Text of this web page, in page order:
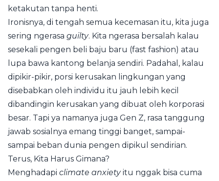
ketakutan tanpa henti.
Ironisnya, di tengah semua kecemasan itu, kita juga
sering ngerasa guilty. Kita ngerasa bersalah kalau
sesekali pengen beli baju baru (fast fashion) atau
lupa bawa kantong belanja sendiri. Padahal, kalau
dipikir-pikir, porsi kerusakan lingkungan yang
disebabkan oleh individu itu jauh lebih kecil
dibandingin kerusakan yang dibuat oleh korporasi
besar. Tapi ya namanya juga Gen Z, rasa tanggung
jawab sosialnya emang tinggi banget, sampai-
sampai beban dunia pengen dipikul sendirian.
Terus, Kita Harus Gimana?
Menghadapi climate anxietyitu nggak bisa cuma